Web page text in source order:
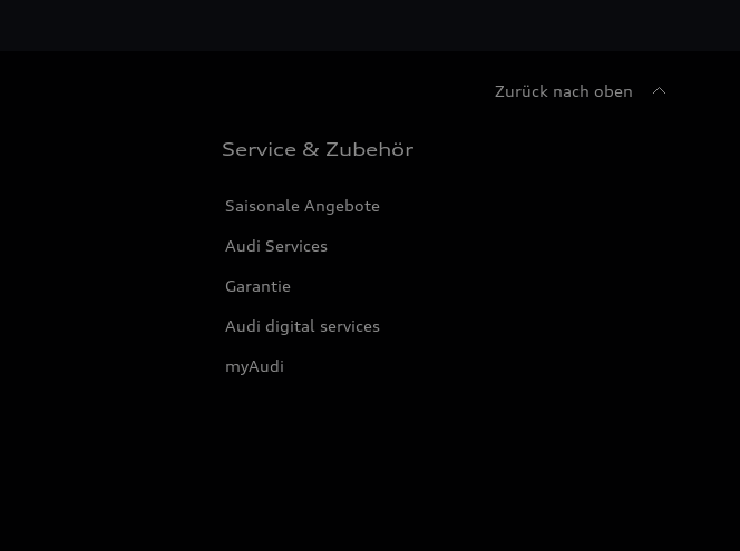
Zurück nach oben
Service & Zubehör
Saisonale Angebote
Audi Services
Garantie
Audi digital services
myAudi